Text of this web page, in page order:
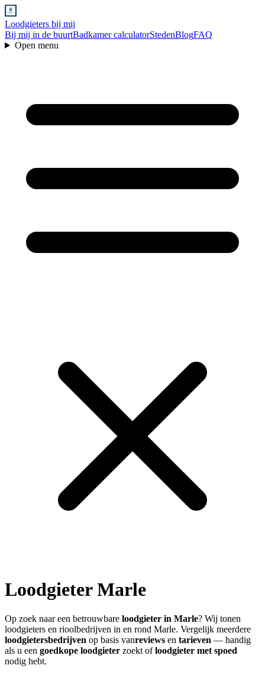
Loodgieters bij mij
Bij mij in de buurtBadkamer calculatorStedenBlogFAQ
Open menu
LoodgieterMarle
Op zoek naar een betrouwbare loodgieter in Marle? Wij tonen
loodgieters en rioolbedrijven in en rond Marle. Vergelijk meerdere
loodgietersbedrijven op basis vanreviews en tarieven — handig
als u een goedkope loodgieter zoekt ofloodgieter met spoed
nodig hebt.